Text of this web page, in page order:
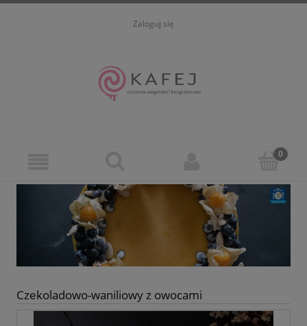
Zaloguj się
Czekoladowo-waniliowy z owocami